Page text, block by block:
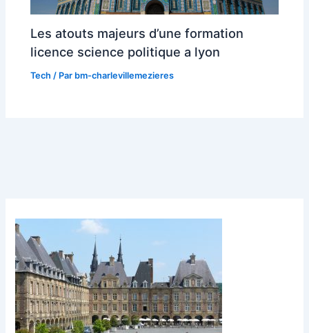
Les atouts majeurs d’une formation
licence science politique a lyon
Tech / Par bm-charlevillemezieres